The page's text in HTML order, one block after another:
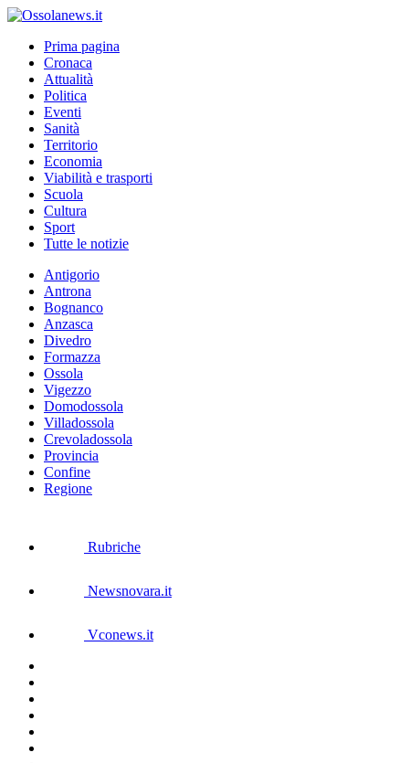
Prima pagina
Cronaca
Attualità
Politica
Eventi
Sanità
Territorio
Economia
Viabilità e trasporti
Scuola
Cultura
Sport
Tutte le notizie
Antigorio
Antrona
Bognanco
Anzasca
Divedro
Formazza
Ossola
Vigezzo
Domodossola
Villadossola
Crevoladossola
Provincia
Confine
Regione
Rubriche
Newsnovara.it
Vconews.it